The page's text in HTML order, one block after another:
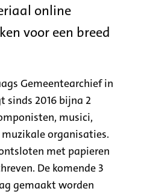
online
voor een breed
Gemeentearchief in
sinds 2016 bijna 2
musici,
organisaties.
met papieren
De komende 3
gemaakt worden